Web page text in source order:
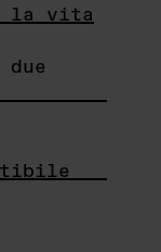
la vita
due